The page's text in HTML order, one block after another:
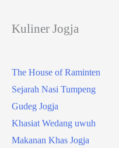
Kuliner Jogja
The House of Raminten
Sejarah Nasi Tumpeng
Gudeg Jogja
Khasiat Wedang uwuh
Makanan Khas Jogja